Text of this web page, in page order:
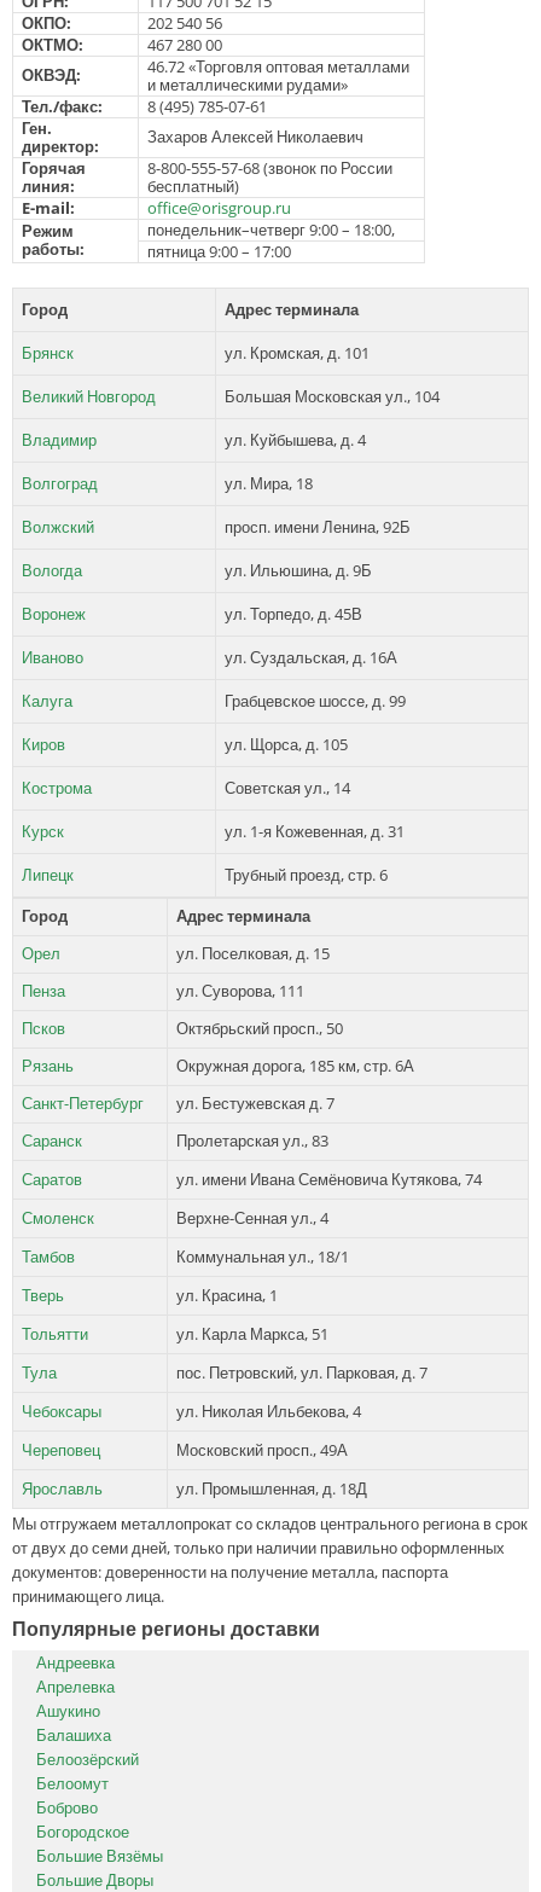
ОКПО:
202 540 56
ОКТМО:
467 280 00
ОКВЭД:
46.72 «Торговля оптовая металлами
и металлическими рудами»
Тел./факс:
8 (495) 785-07-61
Ген.
директор:
Захаров Алексей Николаевич
Горячая
линия:
8-800-555-57-68 (звонок по России
бесплатный)
E-mail:
office@orisgroup.ru
Режим
работы:
понедельник–четверг 9:00 – 18:00,
пятница 9:00 – 17:00
Город
Адрес терминала
Брянск
ул. Кромская, д. 101
Великий Новгород
Большая Московская ул., 104
Владимир
ул. Куйбышева, д. 4
Волгоград
ул. Мира, 18
Волжский
просп. имени Ленина, 92Б
Вологда
ул. Ильюшина, д. 9Б
Воронеж
ул. Торпедо, д. 45В
Иваново
ул. Суздальская, д. 16А
Калуга
Грабцевское шоссе, д. 99
Киров
ул. Щорса, д. 105
Кострома
Советская ул., 14
Курск
ул. 1-я Кожевенная, д. 31
Липецк
Трубный проезд, стр. 6
Город
Адрес терминала
Орел
ул. Поселковая, д. 15
Пенза
ул. Суворова, 111
Псков
Октябрьский просп., 50
Рязань
Окружная дорога, 185 км, стр. 6А
Санкт-Петербург
ул. Бестужевская д. 7
Саранск
Пролетарская ул., 83
Саратов
ул. имени Ивана Семёновича Кутякова, 74
Смоленск
Верхне-Сенная ул., 4
Тамбов
Коммунальная ул., 18/1
Тверь
ул. Красина, 1
Тольятти
ул. Карла Маркса, 51
Тула
пос. Петровский, ул. Парковая, д. 7
Чебоксары
ул. Николая Ильбекова, 4
Череповец
Московский просп., 49А
Ярославль
ул. Промышленная, д. 18Д
Мы отгружаем металлопрокат со складов центрального региона в срок
от двух до семи дней, только при наличии правильно оформленных
документов: доверенности на получение металла, паспорта
принимающего лица.
Популярные регионы доставки
Андреевка
Апрелевка
Ашукино
Балашиха
Белоозёрский
Белоомут
Боброво
Богородское
Большие Вязёмы
Большие Дворы